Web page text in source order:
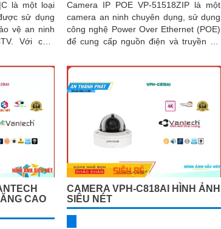
là một loại
sử dụng
vệ an ninh
Camera IP POE VP-51518ZIP là một
camera an ninh chuyên dụng, sử dụng
công nghệ Power Over Ethernet (POE)
để cung cấp nguồn điện và truyền dữ
CAO
CAMERA VPH-C818AI HÌNH ẢNH
SIÊU NÉT